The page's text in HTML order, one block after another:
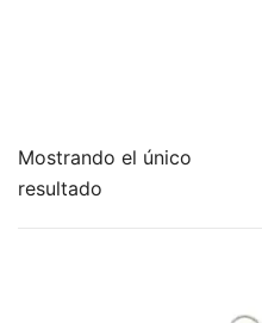
Mostrando el único
resultado